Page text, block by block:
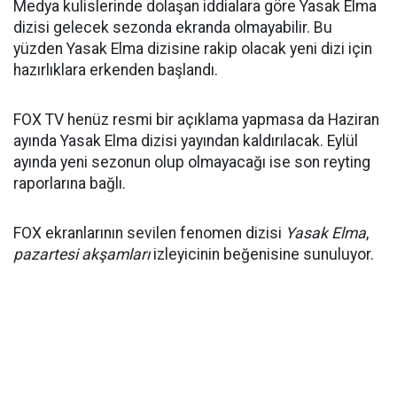
Medya kulislerinde dolaşan iddialara göre Yasak Elma
dizisi gelecek sezonda ekranda olmayabilir. Bu
yüzden Yasak Elma dizisine rakip olacak yeni dizi için
hazırlıklara erkenden başlandı.
FOX TV henüz resmi bir açıklama yapmasa da Haziran
ayında Yasak Elma dizisi yayından kaldırılacak. Eylül
ayında yeni sezonun olup olmayacağı ise son reyting
raporlarına bağlı.
FOX ekranlarının sevilen fenomen dizisi Yasak Elma,
pazartesi akşamlarıizleyicinin beğenisine sunuluyor.